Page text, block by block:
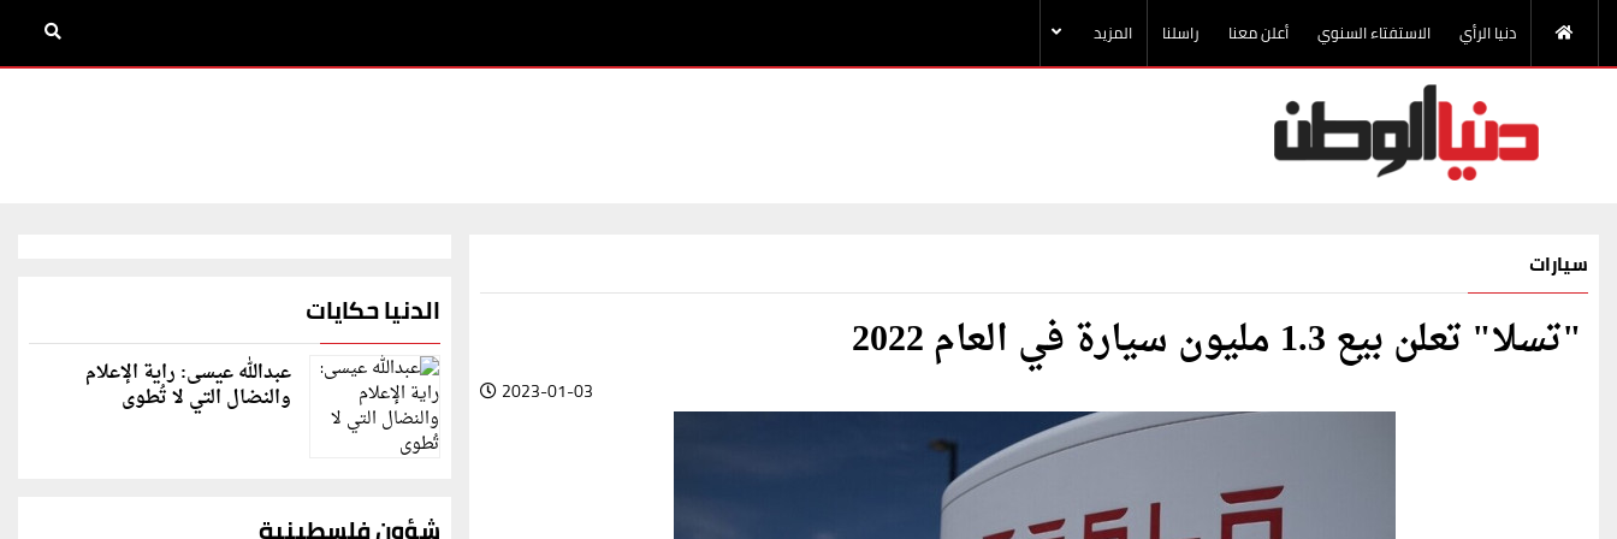
دنيا الرأي الاستفتاء السنوي أعلن معنا راسلنا المزيد
سيارات
"تسلا" تعلن بيع 1.3 مليون سيارة في العام 2022
2023-01-03
الدنيا حكايات
عبدالله عيسى: راية الإعلام
والنضال التي لا تُطوى
شؤون فلسطينية